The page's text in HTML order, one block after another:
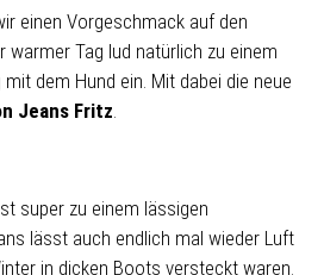
einen Vorgeschmack auf den
warmer Tag lud natürlich zu einem
dem Hund ein. Mit dabei die neue
Jeans Fritz.
super zu einem lässigen
lässt auch endlich mal wieder Luft
in dicken Boots versteckt waren.